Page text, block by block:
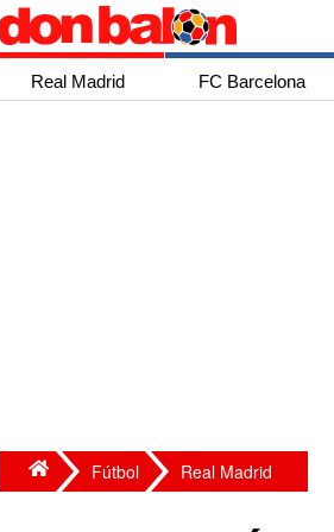
Real Madrid FC Barcelona
Fútbol Real Madrid